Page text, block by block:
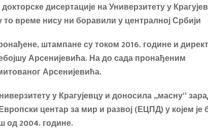
дисертације на Универзитету у
време нису ни боравили у централној Србији
штампане су током 2016. године и
Арсенијевића. На до сада пронађеним
Арсенијевића.
у Крагујевцу и доносила„масну“
центар за мир и развој (ЕЦПД) у којем је
од 2004. године.